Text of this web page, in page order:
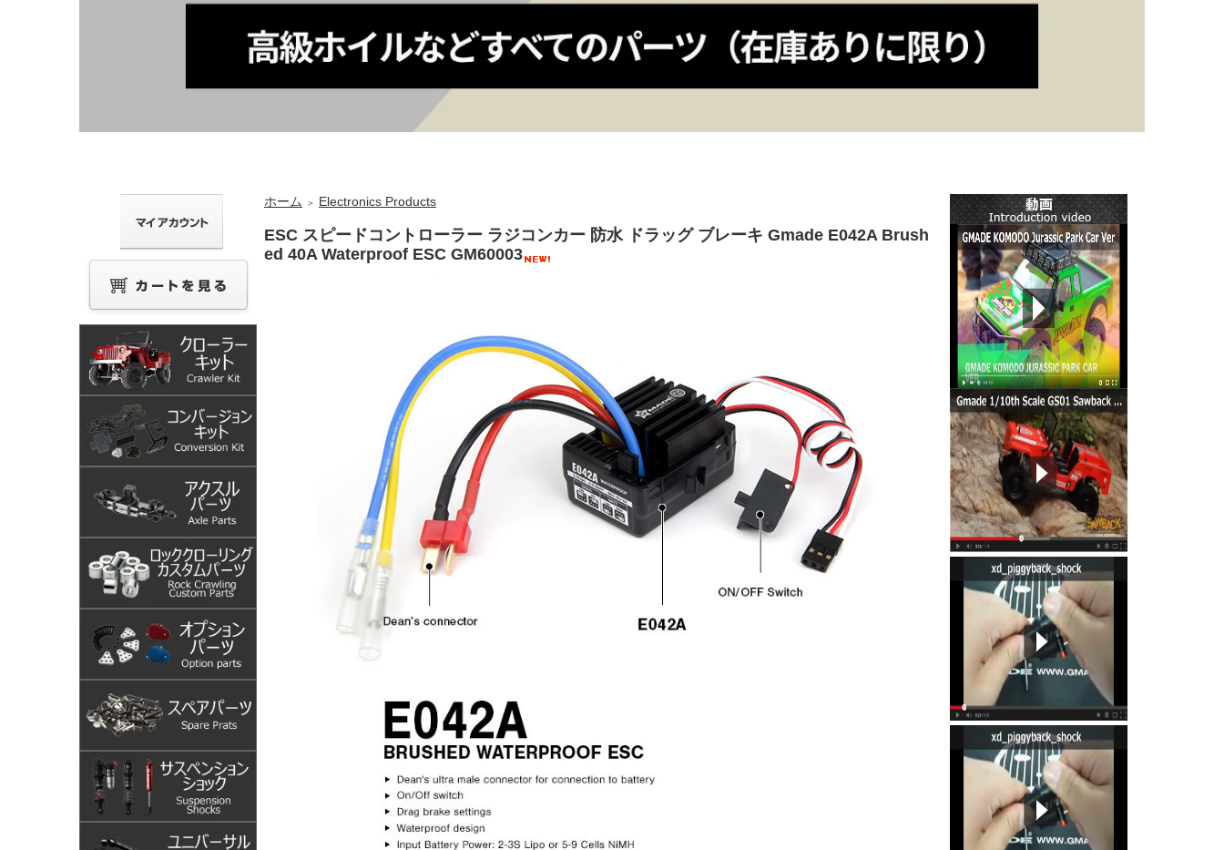
ホーム ＞ Electronics Products
ESC スピードコントローラー ラジコンカー 防水 ドラッグ ブレーキ Gmade E042A Brush
ed 40A Waterproof ESC GM60003